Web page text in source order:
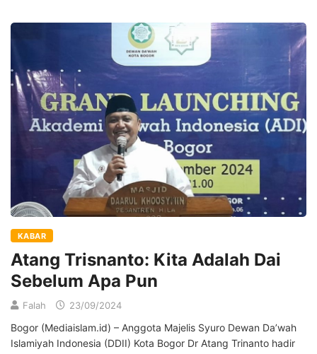
KABAR
Atang Trisnanto: Kita Adalah Dai
Sebelum Apa Pun
Falah 23/09/2024
Bogor (Mediaislam.id) – Anggota Majelis Syuro Dewan Da’wah
Islamiyah Indonesia (DDII) Kota Bogor Dr Atang Trinanto hadir